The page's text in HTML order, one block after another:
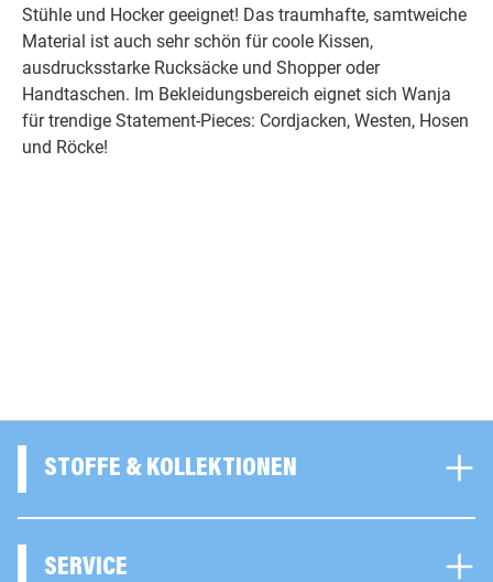
Stühle und Hocker geeignet! Das traumhafte, samtweiche
Material ist auch sehr schön für coole Kissen,
ausdrucksstarke Rucksäcke und Shopper oder
Handtaschen. Im Bekleidungsbereich eignet sich Wanja
für trendige Statement-Pieces: Cordjacken, Westen, Hosen
und Röcke!
STOFFE & KOLLEKTIONEN
SERVICE